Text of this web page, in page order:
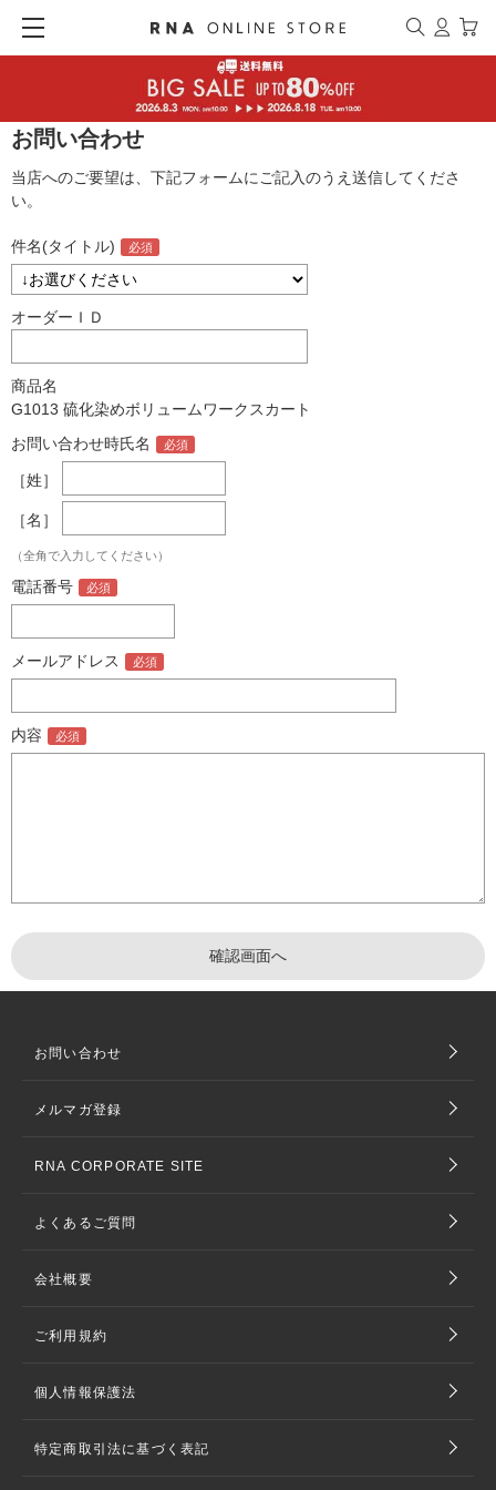
お問い合わせ
当店へのご要望は、下記フォームにご記入のうえ送信してくださ
い。
件名(タイトル)
オーダーＩＤ
商品名
G1013 硫化染めボリュームワークスカート
お問い合わせ時氏名
［姓］
［名］
（全角で入力してください）
電話番号
メールアドレス
内容
お問い合わせ
メルマガ登録
RNA CORPORATE SITE
よくあるご質問
会社概要
ご利用規約
個人情報保護法
特定商取引法に基づく表記